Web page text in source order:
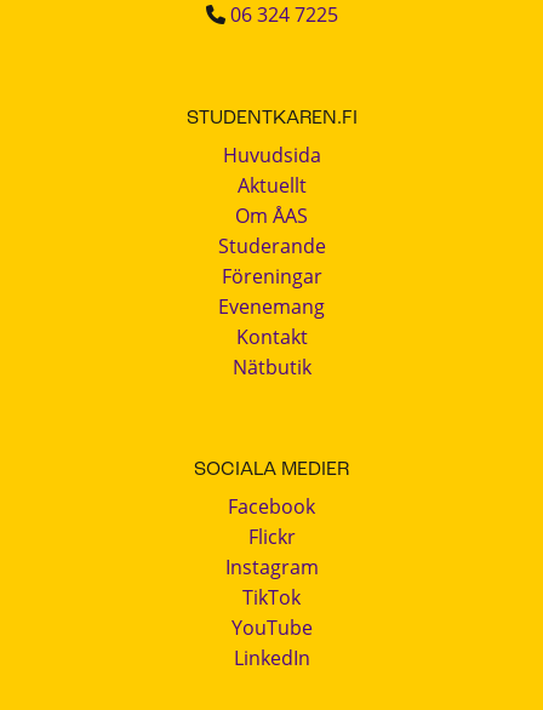
06 324 7225
STUDENTKAREN.FI
Huvudsida
Aktuellt
Om ÅAS
Studerande
Föreningar
Evenemang
Kontakt
Nätbutik
SOCIALA MEDIER
Facebook
Flickr
Instagram
TikTok
YouTube
LinkedIn